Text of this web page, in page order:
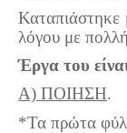
Καταπιάστηκε
λόγου με
Έργα του
Α) ΠΟΙΗΣΗ.
*Τα πρώτα